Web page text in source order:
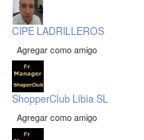
CIPE LADRILLEROS
Agregar como amigo
ShopperClub Libia SL
Agregar como amigo